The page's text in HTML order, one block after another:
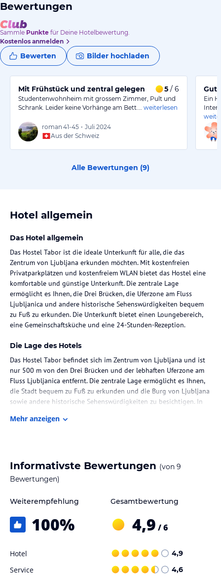
Bewertungen
Sammle Punkte für Deine Hotelbewertung.
Kostenlos anmelden
Bewerten Bilder hochladen
Mit Frühstück und zentral gelegen 5 / 6
Studentenwohnheim mit grossem Zimmer, Pult und
Schrank. Leider keine Vorhänge am Bett.…
weiterlesen
roman 41-45 • Juli 2024
Aus der Schweiz
Ein
Alle Bewertungen (9)
Hotel allgemein
Das Hotel allgemein
Das Hostel Tabor ist die ideale Unterkunft für alle, die das
Zentrum von Ljubljana erkunden möchten. Mit kostenfreien
Privatparkplätzen und kostenfreiem WLAN bietet das Hostel eine
komfortable und günstige Unterkunft. Die zentrale Lage
ermöglicht es Ihnen, die Drei Brücken, die Uferzone am Fluss
Ljubljanica und andere historische Sehenswürdigkeiten bequem
zu Fuß zu erkunden. Die Unterkunft bietet einen Loungebereich,
eine Gemeinschaftsküche und eine 24-Stunden-Rezeption.
Die Lage des Hotels
Das Hostel Tabor befindet sich im Zentrum von Ljubljana und ist
nur 500 m von den Drei Brücken und der lebhaften Uferzone am
Fluss Ljubljanica entfernt. Die zentrale Lage ermöglicht es Ihnen,
die Stadt bequem zu Fuß zu erkunden und die Burg von Ljubljana
sowie andere historische Sehenswürdigkeiten zu besichtigen. In
Einrichtungen. Der Busbahnhof und der Bahnhof sind nur 650 m
Das Hostel Tabor bietet Zimmer und Schlafsäle mit einem
Kleiderschrank, einem Schreibtisch und einem Gemeinschaftsbad.
alles, was Sie für einen angenehmen Aufenthalt benötigen. Zur
Flachbild-Kabel-TV sowie eine Gemeinschaftsküche, in der Sie Ihre
eigenen Mahlzeiten zubereiten können.
Gastronomie im Hotel
Im Hostel Tabor stehen Ihnen Automaten mit Snacks und
Mehr anzeigen
Informativste Bewertungen (von 9
Bewertungen)
Weiterempfehlung
100%
Gesamtbewertung
4,9 / 6
Hotel 4,9
Service 4,6